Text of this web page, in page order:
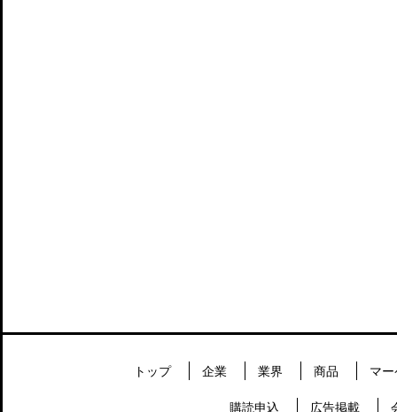
トップ 企業 業界 商品 マ
購読申込 広告掲載